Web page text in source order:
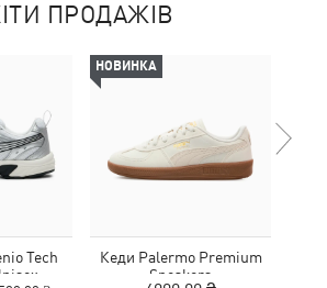
ПРОДАЖІВ
Tech
НОВИНКА
Кеди Palermo Premium
Sneakers